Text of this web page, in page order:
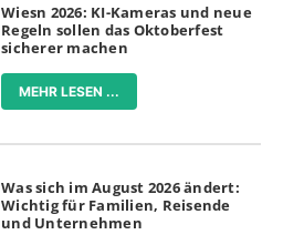
Wiesn 2026: KI-Kameras und neue
Regeln sollen das Oktoberfest
sicherer machen
MEHR LESEN ...
Was sich im August 2026 ändert:
Wichtig für Familien, Reisende
und Unternehmen